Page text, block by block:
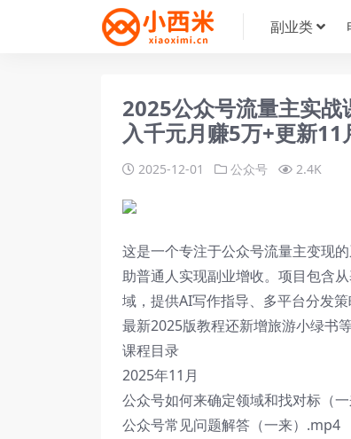
副业类
2025公众号流量主实战
入千元月赚5万+更新11
2025-12-01 公众号 2.4K
这是一个专注于公众号流量主变现
助普通人实现副业增收。项目包含
域，提供AI写作指导、多平台分发
最新2025版教程还新增旅游小绿书
课程目录
2025年11月
公众号如何来确定领域和找对标（
公众号常见问题解答（一来）.mp4